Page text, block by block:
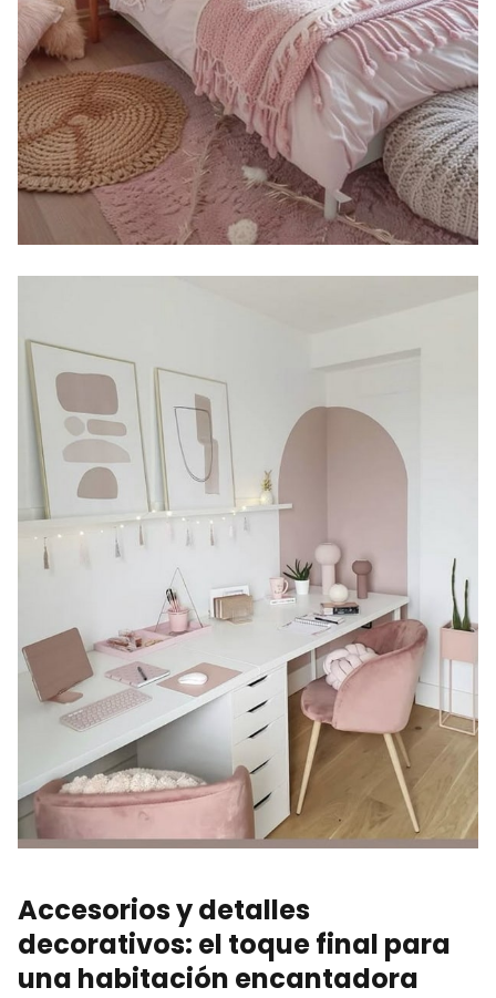
Accesorios y detalles
decorativos: el toque final para
una habitación encantadora